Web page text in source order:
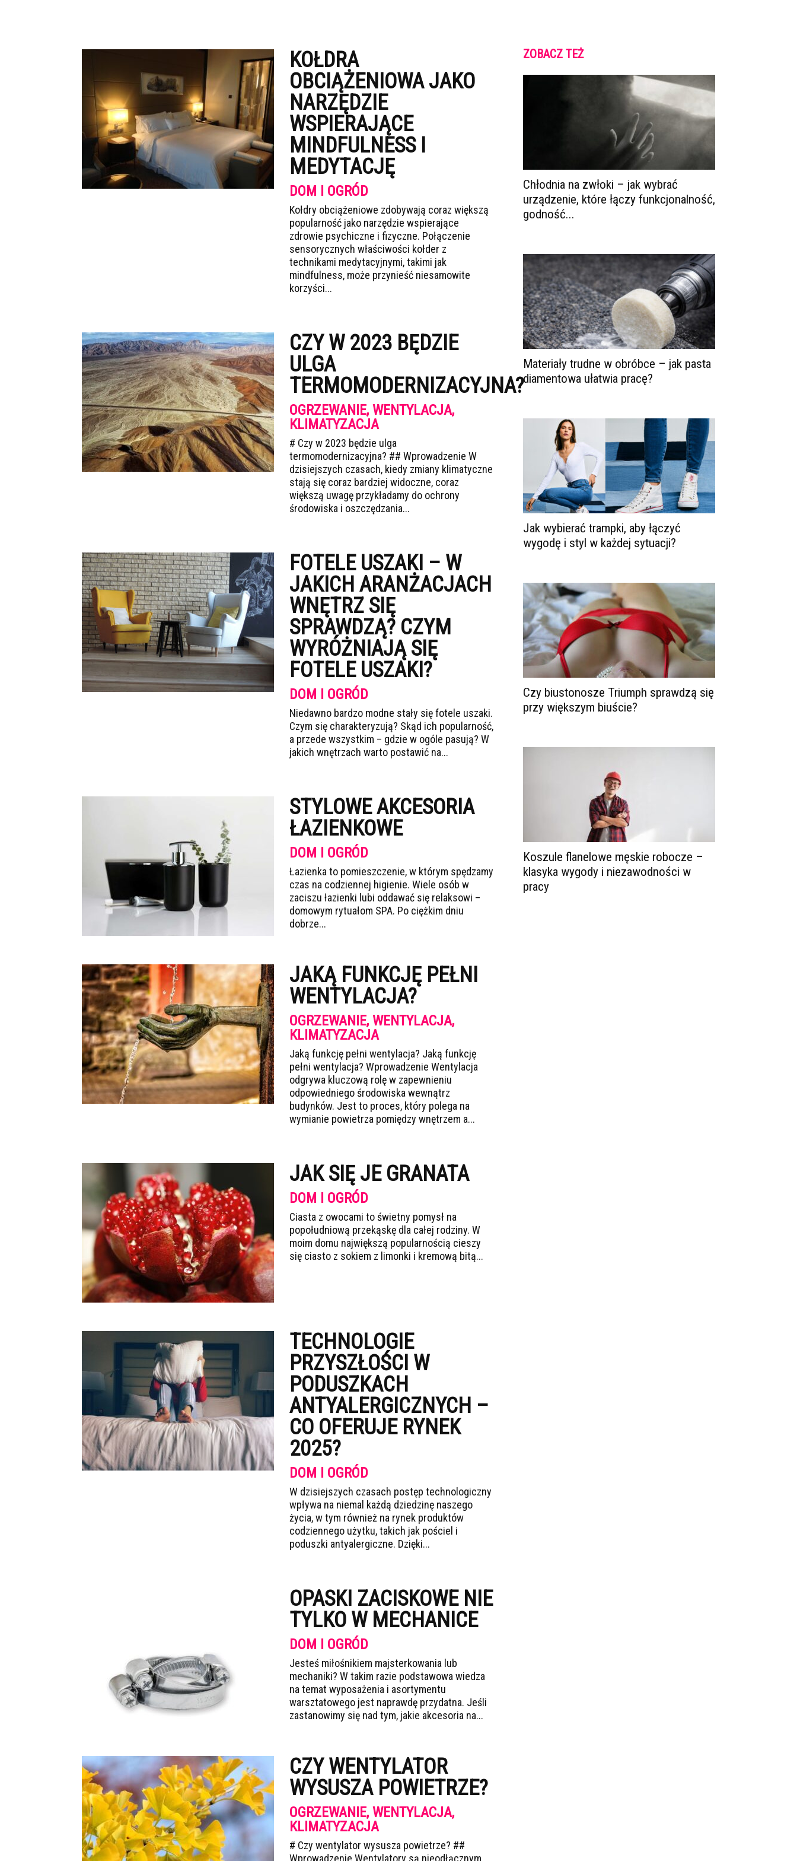
KOŁDRA
OBCIĄŻENIOWA JAKO
NARZĘDZIE
WSPIERAJĄCE
MINDFULNESS I
MEDYTACJĘ
DOM I OGRÓD
Kołdry obciążeniowe zdobywają coraz większą
popularność jako narzędzie wspierające
zdrowie psychiczne i fizyczne. Połączenie
sensorycznych właściwości kołder z
technikami medytacyjnymi, takimi jak
mindfulness, może przynieść niesamowite
korzyści...
CZY W 2023 BĘDZIE
ULGA
TERMOMODERNIZACYJNA?
OGRZEWANIE, WENTYLACJA,
KLIMATYZACJA
# Czy w 2023 będzie ulga
termomodernizacyjna? ## Wprowadzenie W
dzisiejszych czasach, kiedy zmiany klimatyczne
stają się coraz bardziej widoczne, coraz
większą uwagę przykładamy do ochrony
środowiska i oszczędzania...
FOTELE USZAKI – W
JAKICH ARANŻACJACH
WNĘTRZ SIĘ
SPRAWDZĄ? CZYM
WYRÓŻNIAJĄ SIĘ
FOTELE USZAKI?
DOM I OGRÓD
Niedawno bardzo modne stały się fotele uszaki.
Czym się charakteryzują? Skąd ich popularność,
a przede wszystkim – gdzie w ogóle pasują? W
jakich wnętrzach warto postawić na...
STYLOWE AKCESORIA
ŁAZIENKOWE
DOM I OGRÓD
Łazienka to pomieszczenie, w którym spędzamy
czas na codziennej higienie. Wiele osób w
zaciszu łazienki lubi oddawać się relaksowi –
domowym rytuałom SPA. Po ciężkim dniu
dobrze...
JAKĄ FUNKCJĘ PEŁNI
WENTYLACJA?
OGRZEWANIE, WENTYLACJA,
KLIMATYZACJA
Jaką funkcję pełni wentylacja? Jaką funkcję
pełni wentylacja? Wprowadzenie Wentylacja
odgrywa kluczową rolę w zapewnieniu
odpowiedniego środowiska wewnątrz
budynków. Jest to proces, który polega na
wymianie powietrza pomiędzy wnętrzem a...
JAK SIĘ JE GRANATA
DOM I OGRÓD
Ciasta z owocami to świetny pomysł na
popołudniową przekąskę dla całej rodziny. W
moim domu największą popularnością cieszy
się ciasto z sokiem z limonki i kremową bitą...
TECHNOLOGIE
PRZYSZŁOŚCI W
PODUSZKACH
ANTYALERGICZNYCH –
CO OFERUJE RYNEK
2025?
DOM I OGRÓD
W dzisiejszych czasach postęp technologiczny
wpływa na niemal każdą dziedzinę naszego
życia, w tym również na rynek produktów
codziennego użytku, takich jak pościel i
poduszki antyalergiczne. Dzięki...
OPASKI ZACISKOWE NIE
TYLKO W MECHANICE
DOM I OGRÓD
Jesteś miłośnikiem majsterkowania lub
mechaniki? W takim razie podstawowa wiedza
na temat wyposażenia i asortymentu
warsztatowego jest naprawdę przydatna. Jeśli
zastanowimy się nad tym, jakie akcesoria na...
CZY WENTYLATOR
WYSUSZA POWIETRZE?
OGRZEWANIE, WENTYLACJA,
KLIMATYZACJA
# Czy wentylator wysusza powietrze? ##
Wprowadzenie Wentylatory są nieodłącznym
ZOBACZ TEŻ
Chłodnia na zwłoki – jak wybrać
urządzenie, które łączy funkcjonalność,
godność...
Materiały trudne w obróbce – jak pasta
diamentowa ułatwia pracę?
Jak wybierać trampki, aby łączyć
wygodę i styl w każdej sytuacji?
Czy biustonosze Triumph sprawdzą się
przy większym biuście?
Koszule flanelowe męskie robocze –
klasyka wygody i niezawodności w
pracy